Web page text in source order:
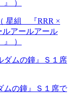
星組 『RRR ×
ルアールアール
）
ムの鐘』Ｓ１席で